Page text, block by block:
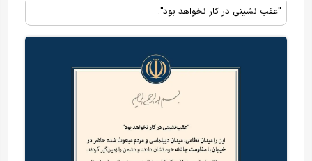
"عقب نشینی در‌ کار نخواهد بود".